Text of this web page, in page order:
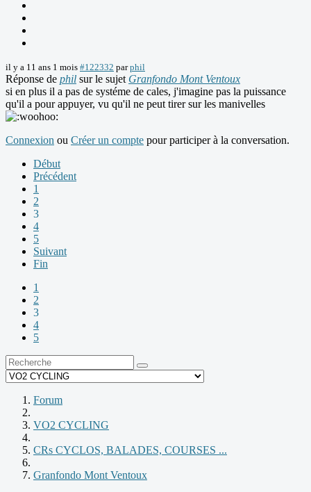
il y a 11 ans 1 mois #122332 parphil
Réponse de phil sur le sujet Granfondo Mont Ventoux
si en plus il a pas de systéme de cales, j'imagine pas la puissance
qu'il a pour appuyer, vu qu'il ne peut tirer sur les manivelles
Connexion ou Créer un compte pour participer à la conversation.
Début
Précédent
1
2
3
4
5
Suivant
Fin
1
2
3
4
5
Forum
VO2 CYCLING
CRs CYCLOS, BALADES, COURSES ...
Granfondo Mont Ventoux